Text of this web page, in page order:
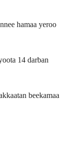
hamaa yeroo
14 darban
beekamaa